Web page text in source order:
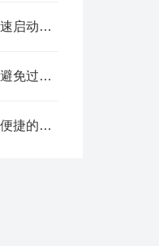
十二要素便携式气象站-可快速启动的一体化气象监测设备2025（万象推荐）
矿井水文监测预警系统-一款避免过度开采的地下水位监测方案2024全+境+派+送
防爆气象站防爆屏-一款管理便捷的防爆气象站调试方案2025全+境+派+送